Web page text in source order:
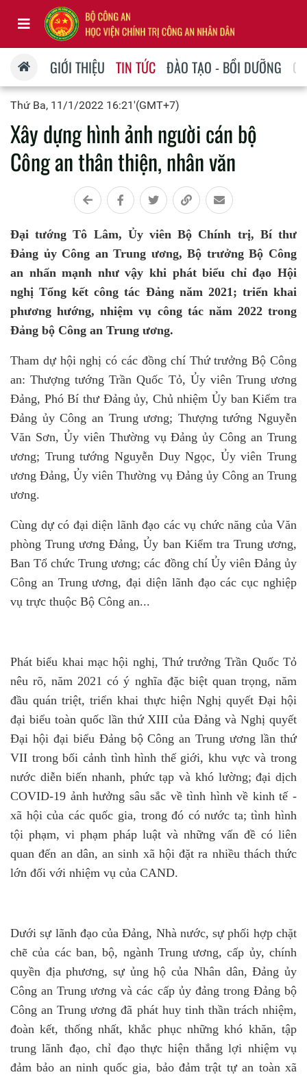
GIỚI THIỆU TIN TỨC ĐÀO TẠO - BỒI DƯỠNG
Thứ Ba, 11/1/2022 16:21'(GMT+7)
Xây dựng hình ảnh người cán bộ
Công an thân thiện, nhân văn
Đại tướng Tô Lâm, Ủy viên Bộ Chính trị, Bí thư
Đảng ủy Công an Trung ương, Bộ trưởng Bộ Công
an nhấn mạnh như vậy khi phát biểu chỉ đạo Hội
nghị Tổng kết công tác Đảng năm 2021; triển khai
phương hướng, nhiệm vụ công tác năm 2022 trong
Đảng bộ Công an Trung ương.
Tham dự hội nghị có các đồng chí Thứ trưởng Bộ Công
an: Thượng tướng Trần Quốc Tỏ, Ủy viên Trung ương
Đảng, Phó Bí thư Đảng ủy, Chủ nhiệm Ủy ban Kiểm tra
Đảng ủy Công an Trung ương; Thượng tướng Nguyễn
Văn Sơn, Ủy viên Thường vụ Đảng ủy Công an Trung
ương; Trung tướng Nguyễn Duy Ngọc, Ủy viên Trung
ương Đảng, Ủy viên Thường vụ Đảng ủy Công an Trung
ương.
Cùng dự có đại diện lãnh đạo các vụ chức năng của Văn
phòng Trung ương Đảng, Ủy ban Kiểm tra Trung ương,
Ban Tổ chức Trung ương; các đồng chí Ủy viên Đảng ủy
Công an Trung ương, đại diện lãnh đạo các cục nghiệp
vụ trực thuộc Bộ Công an...
Phát biểu khai mạc hội nghị, Thứ trưởng Trần Quốc Tỏ
nêu rõ, năm 2021 có ý nghĩa đặc biệt quan trọng, năm
đầu quán triệt, triển khai thực hiện Nghị quyết Đại hội
đại biểu toàn quốc lần thứ XIII của Đảng và Nghị quyết
Đại hội đại biểu Đảng bộ Công an Trung ương lần thứ
VII trong bối cảnh tình hình thế giới, khu vực và trong
nước diễn biến nhanh, phức tạp và khó lường; đại dịch
COVID-19 ảnh hưởng sâu sắc về tình hình về kinh tế -
xã hội của các quốc gia, trong đó có nước ta; tình hình
tội phạm, vi phạm pháp luật và những vấn đề có liên
quan đến an dân, an sinh xã hội đặt ra nhiều thách thức
lớn đối với nhiệm vụ của CAND.
Dưới sự lãnh đạo của Đảng, Nhà nước, sự phối hợp chặt
chẽ của các ban, bộ, ngành Trung ương, cấp ủy, chính
quyền địa phương, sự ủng hộ của Nhân dân, Đảng ủy
Công an Trung ương và các cấp ủy đảng trong Đảng bộ
Công an Trung ương đã phát huy tinh thần trách nhiệm,
đoàn kết, thống nhất, khắc phục những khó khăn, tập
trung lãnh đạo, chỉ đạo thực hiện thắng lợi nhiệm vụ
đảm bảo an ninh quốc gia, bảo đảm trật tự an toàn xã